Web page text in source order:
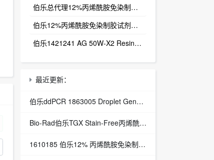
伯乐总代理12%丙烯酰胺免染制胶试剂盒1610185
伯乐12%丙烯酰胺免染制胶试剂盒1610185
伯乐1421241 AG 50W-X2 Resin 100-200, H, 500 g
最近更新：
伯乐ddPCR 1863005 Droplet Generation Oil for probes, include 10X7mL bottle
Bio-Rad伯乐TGX Stain-Free丙烯酰胺免染制胶试剂盒161-0185
1610185 伯乐12% 丙烯酰胺免染制胶试剂盒12% TGX Stain-Free FastCast Kit